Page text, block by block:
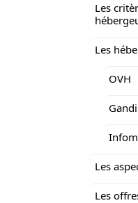
Les
Les
OVH
Gandi
Les
Les